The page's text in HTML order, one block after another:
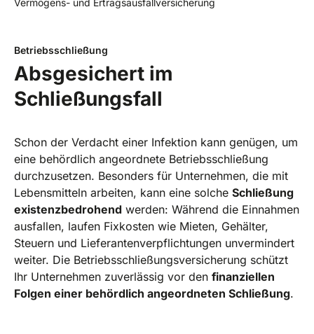
Vermögens- und Ertragsausfallversicherung
Betriebsschließung
Absgesichert im
Schließungsfall
Schon der Verdacht einer Infektion kann genügen, um
eine behördlich angeordnete Betriebsschließung
durchzusetzen. Besonders für Unternehmen, die mit
Lebensmitteln arbeiten, kann eine solche Schließung
existenzbedrohend werden: Während die Einnahmen
ausfallen, laufen Fixkosten wie Mieten, Gehälter,
Steuern und Lieferantenverpflichtungen unvermindert
weiter. Die Betriebsschließungsversicherung schützt
Ihr Unternehmen zuverlässig vor den finanziellen
Folgen einer behördlich angeordneten Schließung.